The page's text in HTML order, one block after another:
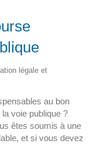
légale et
au bon
voie publique ?
êtes soumis à une
et si vous devez